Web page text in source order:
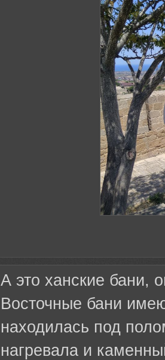
А это ханские бани,
Восточные бани
находилась под
нагревала и